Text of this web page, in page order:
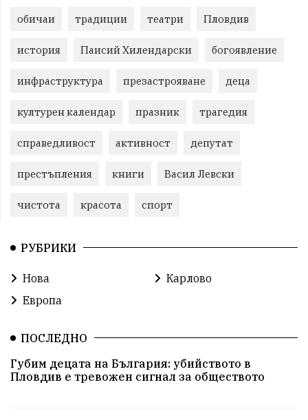
обичаи традиции театри Пловдив
история Паисий Хилендарски богоявление
инфраструктура презастрояване деца
културен календар празник трагедия
справедливост активност депутат
престъпления книги Васил Левски
чистота красота спорт
РУБРИКИ
Нова
Карлово
Европа
ПОСЛЕДНО
Губим децата на България: убийството в
Пловдив е тревожен сигнал за обществото